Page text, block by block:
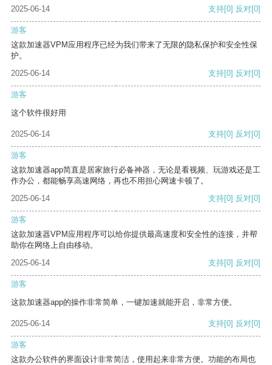
2025-06-14
支持[0] 反对[0]
游客
这款加速器VPM应用程序已经为我们带来了无限的隐私保护和安全性保
护。
2025-06-14
支持[0] 反对[0]
游客
这个软件很好用
2025-06-14 支持[0] 反对[0]
游客
这款加速器app简直是居家旅行必备神器，无论是看视频、玩游戏还是工
作办公，都能畅享高速网络，再也不用担心网速卡顿了。
2025-06-14
支持[0] 反对[0]
游客
这款加速器VPM应用程序可以给你提供最高速度和安全性的连接，并帮
助你在网络上自由移动。
2025-06-14
支持[0] 反对[0]
游客
这款加速器app的操作非常简单，一键加速就能开启，非常方便。
2025-06-14 支持[0] 反对[0]
游客
这款办公软件的界面设计非常简洁，使用起来非常方便。功能的布局也